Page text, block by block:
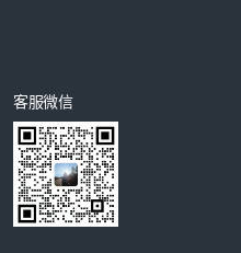
客服微信